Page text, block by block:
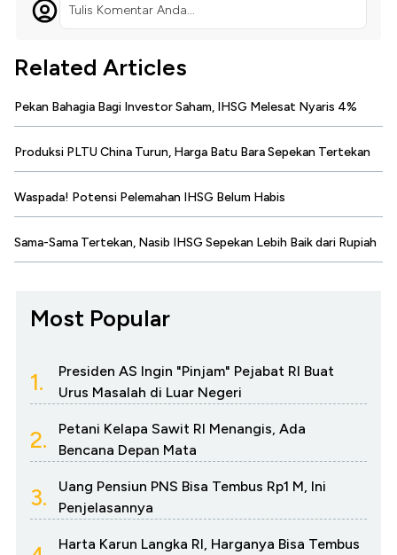
Tulis Komentar Anda...
Related Articles
Pekan Bahagia Bagi Investor Saham, IHSG Melesat Nyaris 4%
Produksi PLTU China Turun, Harga Batu Bara Sepekan Tertekan
Waspada! Potensi Pelemahan IHSG Belum Habis
Sama-Sama Tertekan, Nasib IHSG Sepekan Lebih Baik dari Rupiah
Most Popular
1.
Presiden AS Ingin "Pinjam" Pejabat RI Buat
Urus Masalah di Luar Negeri
2.
Petani Kelapa Sawit RI Menangis, Ada
Bencana Depan Mata
3.
Uang Pensiun PNS Bisa Tembus Rp1 M, Ini
Penjelasannya
Harta Karun Langka RI, Harganya Bisa Tembus